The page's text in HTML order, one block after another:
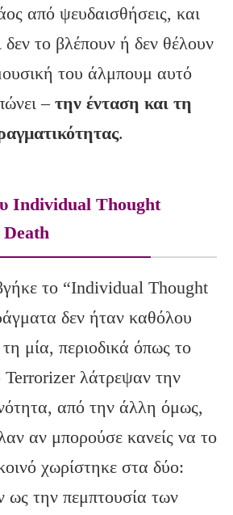
από ψευδαισθήσεις, και
δεν το βλέπουν ή δεν θέλουν
του άλμπουμ αυτό
–την ένταση και τη
.
Individual Thought
Death
το “Individual Thought
δεν ήταν καθόλου
μία, περιοδικά όπως το
λάτρεψαν την
από την άλλη όμως,
αν μπορούσε κανείς να το
χωρίστηκε στα δύο:
ως την πεμπτουσία των